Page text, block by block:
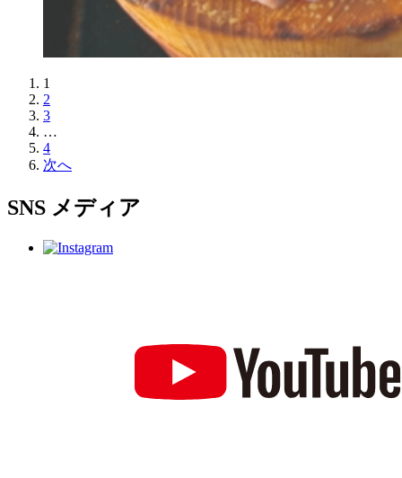
1
2
3
…
4
次へ
SNS メディア